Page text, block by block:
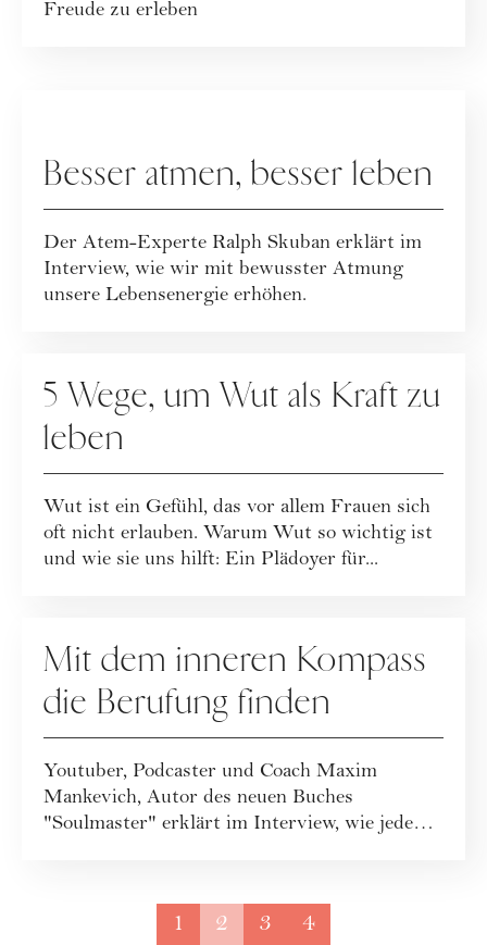
Freude zu erleben
Besser atmen, besser leben
Der Atem-Experte Ralph Skuban erklärt im
Interview, wie wir mit bewusster Atmung
unsere Lebensenergie erhöhen.
5 Wege, um Wut als Kraft zu
leben
Wut ist ein Gefühl, das vor allem Frauen sich
oft nicht erlauben. Warum Wut so wichtig ist
und wie sie uns hilft: Ein Plädoyer für...
Mit dem inneren Kompass
die Berufung finden
Youtuber, Podcaster und Coach Maxim
Mankevich, Autor des neuen Buches
"Soulmaster" erklärt im Interview, wie jede/-r
1 2 3 4